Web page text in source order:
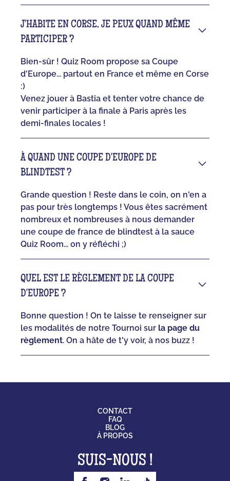
J'HABITE EN CORSE, JE PEUX QUAND MÊME
PARTICIPER ?
Bien-sûr ! Quiz Room propose sa Coupe
d'Europe... partout en France et même en Corse
:)
Venez jouer à Bastia et tenter votre chance de
venir participer à la finale à Paris après les
demi-finales locales !
À QUAND UNE COUPE D'EUROPE DE
BLINDTEST ?
Grande question ! Reste dans le coin, on n'en a
pas pour très longtemps ! Vous êtes sacrément
nombreux et nombreuses à nous demander
une coupe de france de blindtest à la sauce
Quiz Room... on y réfléchi ;)
QUEL EST LE RÈGLEMENT DE LA COUPE
D'EUROPE ?
Bonne question ! On te laisse te renseigner sur
les modalités de notre Tournoi sur la page du
règlement. On a hâte de t'y voir, à nos buzz !
CONTACT
FAQ
BLOG
À PROPOS
SUIS-NOUS !